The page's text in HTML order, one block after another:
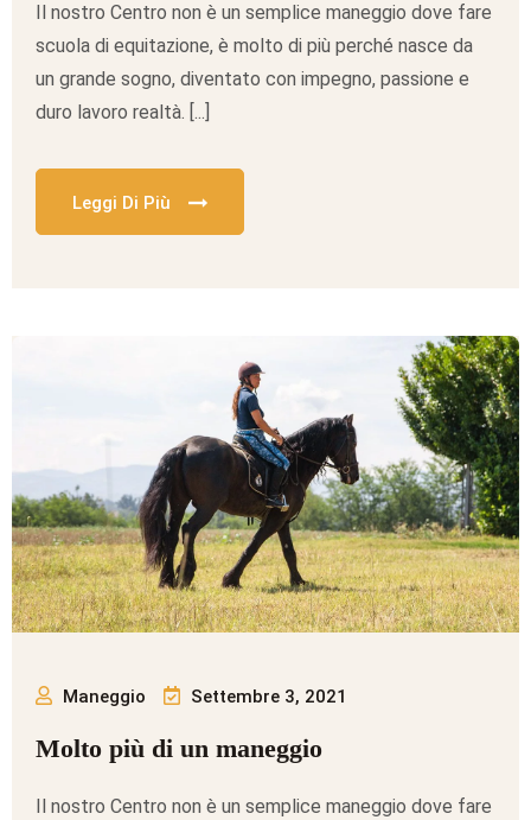
Il nostro Centro non è un semplice maneggio dove fare
scuola di equitazione, è molto di più perché nasce da
un grande sogno, diventato con impegno, passione e
duro lavoro realtà. [...]
Leggi Di Più
Maneggio Settembre 3, 2021
Molto più di un maneggio
Il nostro Centro non è un semplice maneggio dove fare